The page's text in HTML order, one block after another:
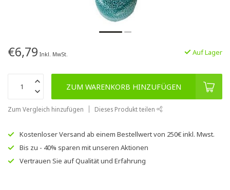
€6,79 Inkl. MwSt. Auf Lager
ZUM WARENKORB HINZUFÜGEN
Zum Vergleich hinzufügen Dieses Produkt teilen
Kostenloser Versand ab einem Bestellwert von 250€inkl. Mwst.
Bis zu - 40% sparen mit unseren Aktionen
Vertrauen Sie aufQualität und Erfahrung